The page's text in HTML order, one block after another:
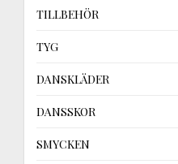
TILLBEHÖR
TYG
DANSKLÄDER
DANSSKOR
SMYCKEN